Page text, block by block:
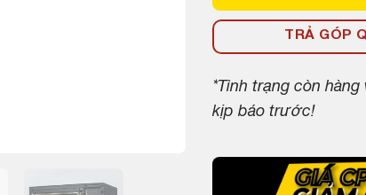
TRẢ GÓP
*Tình trạng còn
kịp báo trước!